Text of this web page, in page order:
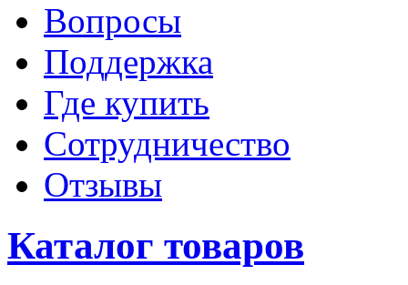
Вопросы
Поддержка
Где купить
Сотрудничество
Отзывы
Каталог товаров